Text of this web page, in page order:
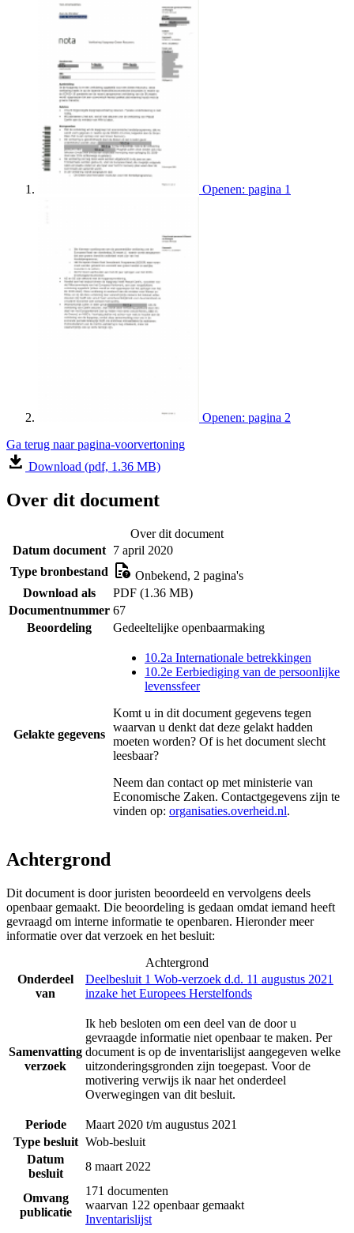
Openen: pagina 1
Openen: pagina 2
Ga terug naar pagina-voorvertoning
Download (pdf, 1.36 MB)
Over dit document
Over dit document
Datum document 7 april 2020
Type bronbestand
Onbekend, 2 pagina's
Download als
PDF (1.36 MB)
Documentnummer 67
Beoordeling
Gedeeltelijke openbaarmaking
Gelakte gegevens
10.2a Internationale betrekkingen
10.2e Eerbiediging van de persoonlijke
levenssfeer
Komt u in dit document gegevens tegen
waarvan u denkt dat deze gelakt hadden
moeten worden? Of is het document slecht
leesbaar?
Neem dan contact op met ministerie van
Economische Zaken. Contactgegevens zijn te
vinden op: organisaties.overheid.nl.
Achtergrond
Dit document is door juristen beoordeeld en vervolgens deels
openbaar gemaakt. Die beoordeling is gedaan omdat iemand heeft
gevraagd om interne informatie te openbaren. Hieronder meer
informatie over dat verzoek en het besluit:
Achtergrond
Onderdeel
van
Deelbesluit 1 Wob-verzoek d.d. 11 augustus 2021
inzake het Europees Herstelfonds
Samenvatting
verzoek
Ik heb besloten om een deel van de door u
gevraagde informatie niet openbaar te maken. Per
document is op de inventarislijst aangegeven welke
uitzonderingsgronden zijn toegepast. Voor de
motivering verwijs ik naar het onderdeel
Overwegingen van dit besluit.
Periode
Maart 2020 t/m augustus 2021
Type besluit Wob-besluit
Datum
besluit
8 maart 2022
Omvang
publicatie
171 documenten
waarvan 122 openbaar gemaakt
Inventarislijst